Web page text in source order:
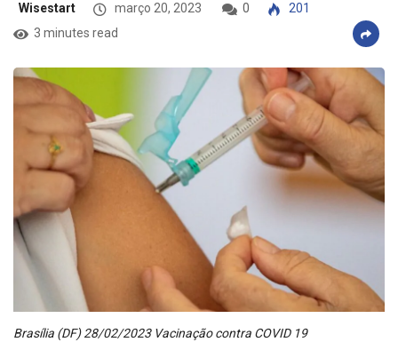
Wisestart março 20, 2023 0
201
3 minutes read
Brasília (DF) 28/02/2023 Vacinação contra COVID 19